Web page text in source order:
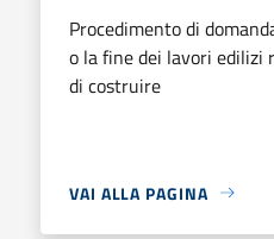
Procedimento di
o la fine dei lavori edilizi
di costruire
VAI ALLA PAGINA